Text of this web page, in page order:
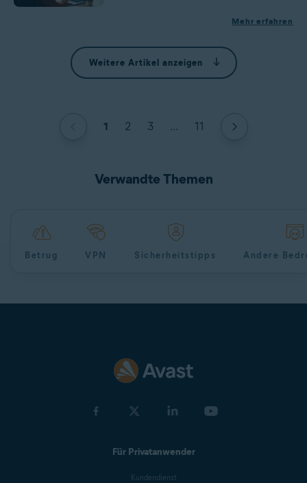
Mehr erfahren
Weitere Artikel anzeigen
1 2 3 ... 11
Verwandte Themen
Betrug VPN Sicherheitstipps Andere
Für Privatanwender
Kundendienst